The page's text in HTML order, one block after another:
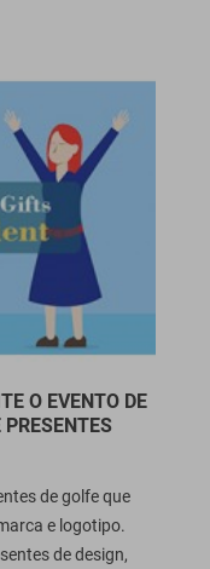
O EVENTO DE
PRESENTES
de golfe que
e logotipo.
de design,